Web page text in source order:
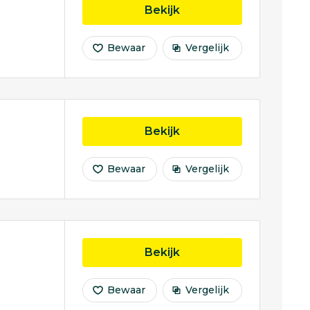
Bekijkopleiding Educational
Bewaar Vergelijk
Bekijkopleiding European
Bewaar Vergelijk
Bekijkopleiding
Bewaar Vergelijk